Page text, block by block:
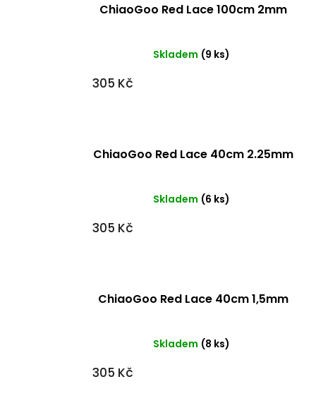
ChiaoGoo Red Lace 100cm 2mm
Skladem (9 ks)
305 Kč
ChiaoGoo Red Lace 40cm 2.25mm
Skladem (6 ks)
305 Kč
ChiaoGoo Red Lace 40cm 1,5mm
Skladem (8 ks)
305 Kč